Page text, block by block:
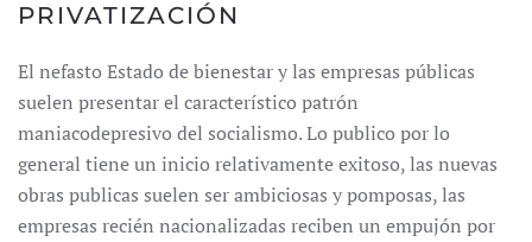
PRIVATIZACIÓN
El nefasto Estado de bienestar y las empresas públicas
suelen presentar el característico patrón
maniacodepresivo del socialismo. Lo publico por lo
general tiene un inicio relativamente exitoso, las nuevas
obras publicas suelen ser ambiciosas y pomposas, las
empresas recién nacionalizadas reciben un empujón por